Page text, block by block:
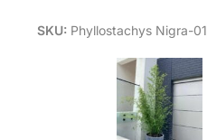
SKU: Phyllostachys Nigra-01